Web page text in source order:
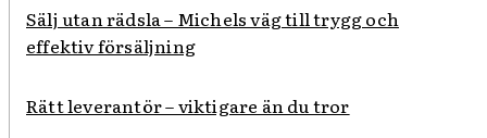
Sälj utan rädsla – Michels väg till trygg och
effektiv försäljning
Rätt leverantör – viktigare än du tror